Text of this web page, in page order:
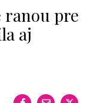
ranou pre
aj